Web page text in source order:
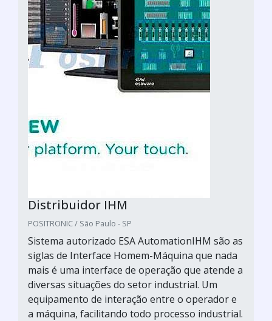
Distribuidor IHM
POSITRONIC / São Paulo - SP
Sistema autorizado ESA AutomationIHM são as
siglas de Interface Homem-Máquina que nada
mais é uma interface de operação que atende a
diversas situações do setor industrial. Um
equipamento de interação entre o operador e
a máquina, facilitando todo processo industrial.